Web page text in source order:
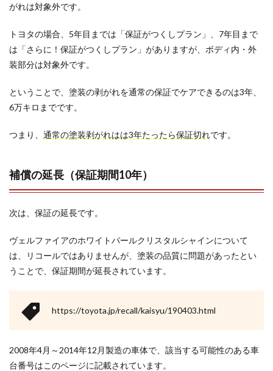
がれは対象外です。
トヨタの場合、5年目までは「保証がつくしプラン」、7年目まで
は「さらに！保証がつくしプラン」がありますが、ボディ内・外
装部分は対象外です。
ということで、塗装の剥がれを通常の保証でケアできるのは3年、
6万キロまでです。
つまり、 通常の塗装剥がれはは3年たったら保証切れです。
補償の延長（保証期間10年）
次は、保証の延長です。
ヴェルファイアのホワイトパールクリスタルシャインについて
は、リコールではありませんが、塗装の品質に問題があったとい
うことで、保証期間が延長されています。
https://toyota.jp/recall/kaisyu/190403.html
2008年4月～2014年12月製造の車体で、該当する可能性のある車
台番号はこのページに記載されています。